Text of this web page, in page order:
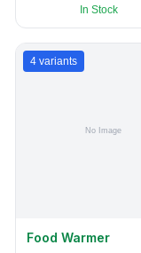
In Stock
4 variants
Food Warmer